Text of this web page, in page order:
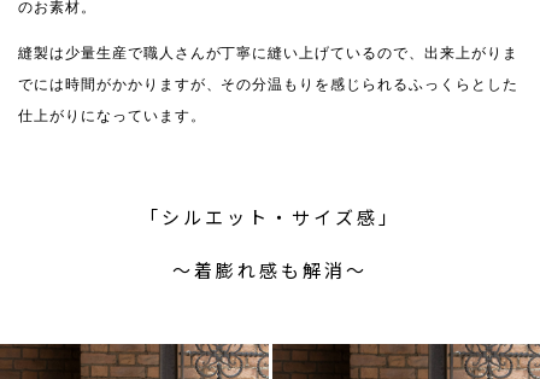
のお素材。
縫製は少量生産で職人さんが丁寧に縫い上げているので、出来上がりま
でには時間がかかりますが、その分温もりを感じられるふっくらとした
仕上がりになっています。
「シルエット・サイズ感」
〜着膨れ感も解消〜